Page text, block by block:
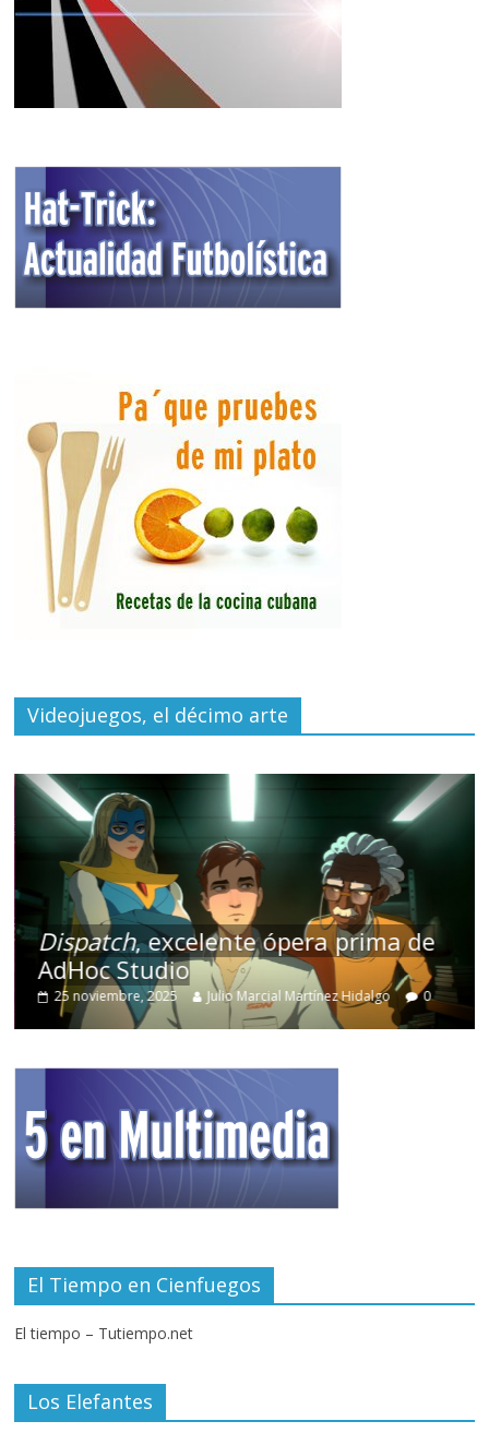
Videojuegos, el décimo arte
Dispatch, excelente ópera prima de
AdHoc Studio
25 noviembre, 2025 Julio Marcial Martínez Hidalgo 0
El Tiempo en Cienfuegos
El tiempo – Tutiempo.net
Los Elefantes